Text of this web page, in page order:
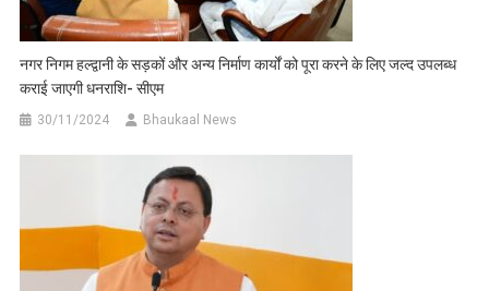
नगर निगम हल्द्वानी के सड़कों और अन्य निर्माण कार्यों को पूरा करने के लिए जल्द उपलब्ध
कराई जाएगी धनराशि- सीएम
30/11/2024 Bhaukaal News